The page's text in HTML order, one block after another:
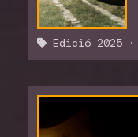
Edició 2025 ·